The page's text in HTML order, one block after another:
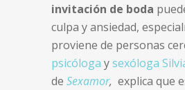
invitación de boda
culpa y ansiedad,
proviene de personas
psicóloga ysexóloga
de Sexamor, explica que